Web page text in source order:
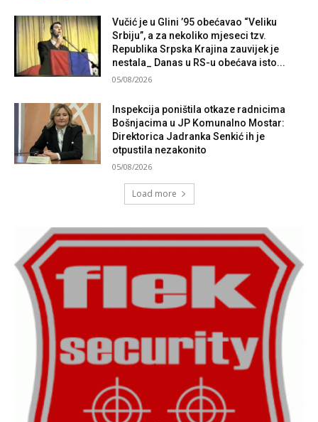
Vučić je u Glini ’95 obećavao “Veliku
Srbiju”, a za nekoliko mjeseci tzv.
Republika Srpska Krajina zauvijek je
nestala_ Danas u RS-u obećava isto...
05/08/2026
Inspekcija poništila otkaze radnicima
Bošnjacima u JP Komunalno Mostar:
Direktorica Jadranka Senkić ih je
otpustila nezakonito
05/08/2026
Load more